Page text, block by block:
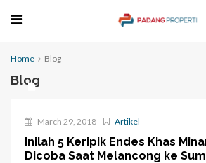
Home Blog
Blog
March 29, 2018 Artikel
Inilah 5 Keripik Endes Khas
Dicoba Saat Melancong ke